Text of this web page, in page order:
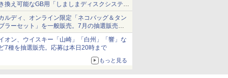
換え可能なGB用「しましまディスクシステ
」
ルディ、オンライン限定「ネコバッグ＆タン
ラーセット」を一般販売。7月の抽選販売の
選無効分
オン、ウイスキー「山崎」「白州」「響」な
7種を抽選販売。応募は本日20時まで
もっと見る